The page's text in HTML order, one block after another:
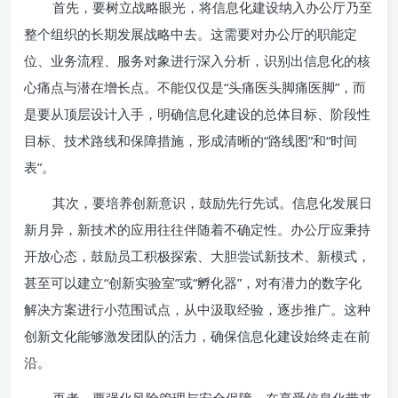
首先，要树立战略眼光，将信息化建设纳入办公厅乃至
整个组织的长期发展战略中去。这需要对办公厅的职能定
位、业务流程、服务对象进行深入分析，识别出信息化的核
心痛点与潜在增长点。不能仅仅是“头痛医头脚痛医脚”，而
是要从顶层设计入手，明确信息化建设的总体目标、阶段性
目标、技术路线和保障措施，形成清晰的“路线图”和“时间
表”。
其次，要培养创新意识，鼓励先行先试。信息化发展日
新月异，新技术的应用往往伴随着不确定性。办公厅应秉持
开放心态，鼓励员工积极探索、大胆尝试新技术、新模式，
甚至可以建立“创新实验室”或“孵化器”，对有潜力的数字化
解决方案进行小范围试点，从中汲取经验，逐步推广。这种
创新文化能够激发团队的活力，确保信息化建设始终走在前
沿。